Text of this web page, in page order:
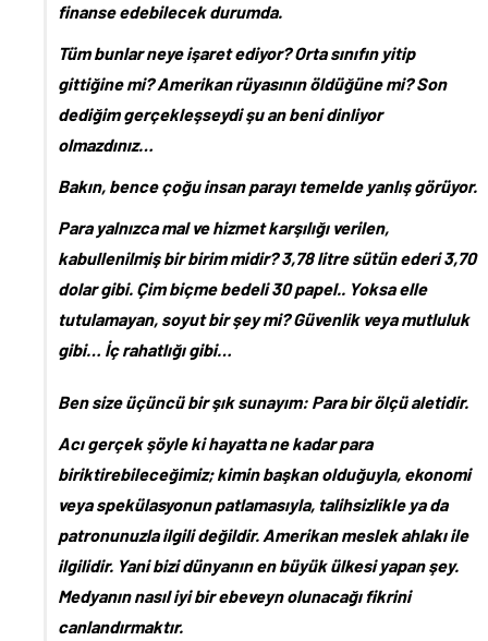
finanse edebilecek durumda.
Tüm bunlar neye işaret ediyor? Orta sınıfın yitip
gittiğine mi? Amerikan rüyasının öldüğüne mi? Son
dediğim gerçekleşseydi şu an beni dinliyor
olmazdınız…
Bakın, bence çoğu insan parayı temelde yanlış görüyor.
Para yalnızca mal ve hizmet karşılığı verilen,
kabullenilmiş bir birim midir? 3,78 litre sütün ederi 3,70
dolar gibi. Çim biçme bedeli 30 papel.. Yoksa elle
tutulamayan, soyut bir şey mi? Güvenlik veya mutluluk
gibi… İç rahatlığı gibi…
Ben size üçüncü bir şık sunayım: Para bir ölçü aletidir.
Acı gerçek şöyle ki hayatta ne kadar para
biriktirebileceğimiz; kimin başkan olduğuyla, ekonomi
veya spekülasyonun patlamasıyla, talihsizlikle ya da
patronunuzla ilgili değildir. Amerikan meslek ahlakı ile
ilgilidir. Yani bizi dünyanın en büyük ülkesi yapan şey.
Medyanın nasıl iyi bir ebeveyn olunacağı fikrini
canlandırmaktır.